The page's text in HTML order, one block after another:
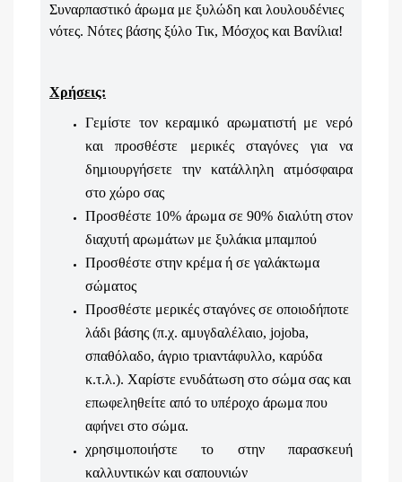
Συναρπαστικό άρωμα με ξυλώδη και λουλουδένιες
νότες. Νότες βάσης ξύλο Τικ, Μόσχος και Βανίλια!
Χρήσεις:
Γεμίστε τον κεραμικό αρωματιστή με νερό
και προσθέστε μερικές σταγόνες για να
δημιουργήσετε την κατάλληλη ατμόσφαιρα
στο χώρο σας
Προσθέστε 10% άρωμα σε 90% διαλύτη στον
διαχυτή αρωμάτων με ξυλάκια μπαμπού
Προσθέστε στην κρέμα ή σε γαλάκτωμα
σώματος
Προσθέστε μερικές σταγόνες σε οποιοδήποτε
λάδι βάσης (π.χ. αμυγδαλέλαιο, jojoba,
σπαθόλαδο, άγριο τριαντάφυλλο, καρύδα
κ.τ.λ.). Χαρίστε ενυδάτωση στο σώμα σας και
επωφεληθείτε από το υπέροχο άρωμα που
αφήνει στο σώμα.
χρησιμοποιήστε το στην παρασκευή
καλλυντικών και σαπουνιών